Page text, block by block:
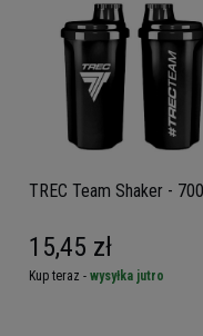
TREC Team Shaker -
15,45 zł
Kup teraz - wysyłka jutro